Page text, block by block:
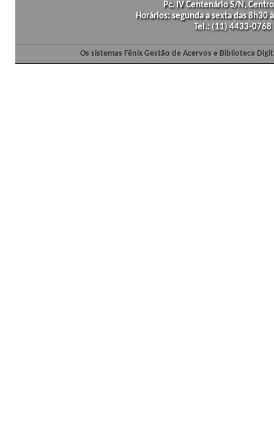
Pc. IV Centenário S/N,
Horários: segunda a sexta das
Tel.: (11) 4433-
Os sistemas Fênix Gestão de Acervos e Biblioteca